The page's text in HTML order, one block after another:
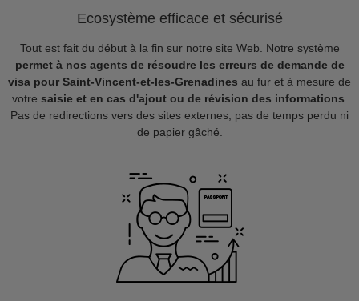
Ecosystème efficace et sécurisé
Tout est fait du début à la fin sur notre site Web. Notre système
permet à nos agents de résoudre les erreurs de demande de
visa pour Saint-Vincent-et-les-Grenadines au fur et à mesure de
votre saisie et en cas d'ajout ou de révision des informations
Pas de redirections vers des sites externes, pas de temps perdu ni
de papier gâché.